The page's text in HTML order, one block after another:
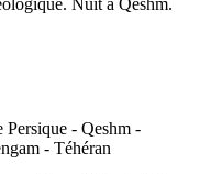
Nuit à Qeshm.